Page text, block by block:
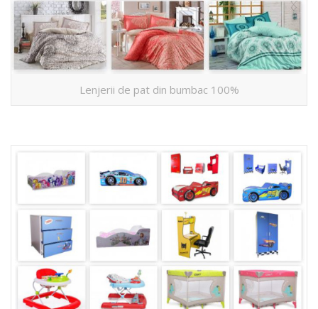
Lenjerii de pat din bumbac 100%